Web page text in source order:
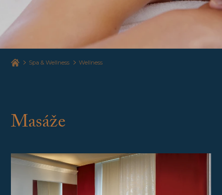
Spa & Wellness Wellness
Masáže